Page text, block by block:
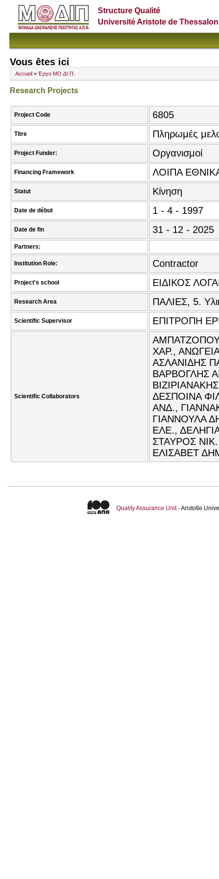
Structure Qualité
Université Aristote de
Vous êtes ici
Accueil » Έργο ΜΟ.ΔΙ.Π.
Research Projects
Project Code 6805
Titre Πληρωμές
Project Funder: Οργανισμοί
Financing Framework ΛΟΙΠΑ
Statut Κίνηση
Date de début 1 - 4 - 1997
Date de fin 31 - 12 - 2025
Partners:
Institution Role: Contractor
Project's school ΕΙΔΙΚΟΣ
Research Area ΠΑΛΙΕΣ, 5.
Scientific Supervisor ΕΠΙΤΡΟΠΗ
Scientific Collaborators
ΧΑΡ.,
ΑΣΛΑΝΙΔΗΣ
ΒΑΡΒΟΓΛΗΣ
ΔΕΣΠΟΙΝΑ
ΑΝΔ.,
ΓΙΑΝΝΟΥΛΑ
ΕΛΕ.,
ΣΤΑΥΡΟΣ
ΕΛΙΣΑΒΕΤ
Quality Assurance Unit- Aristotle